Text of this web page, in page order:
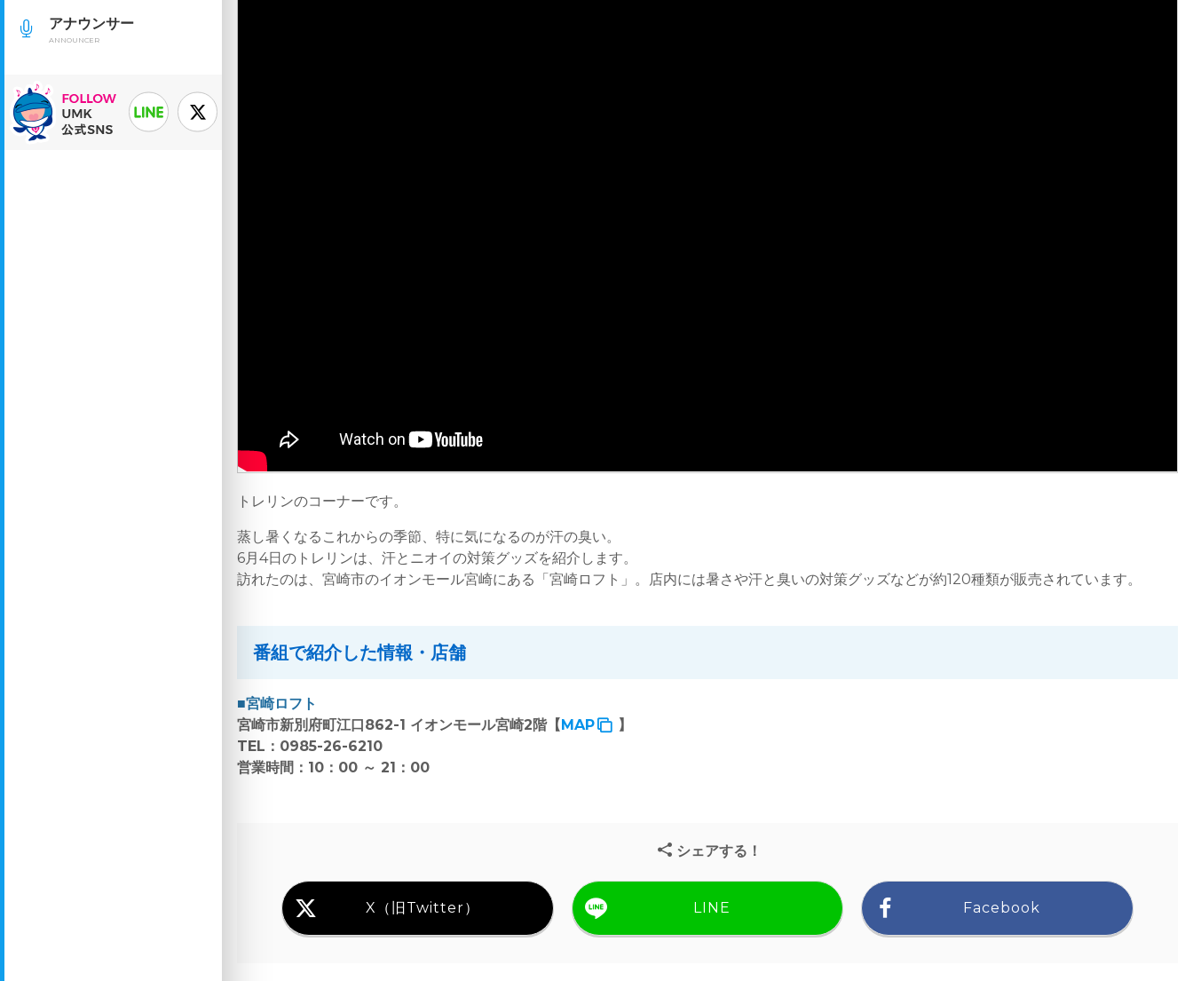
アナウンサー
ANNOUNCER
トレリンのコーナーです。
蒸し暑くなるこれからの季節、特に気になるのが汗の臭い。
6月4日のトレリンは、汗とニオイの対策グッズを紹介します。
訪れたのは、宮崎市のイオンモール宮崎にある「宮崎ロフト」。店内には暑さや汗と臭いの対策グッズなどが約120種類が販売されています。
番組で紹介した情報・店舗
■宮崎ロフト
宮崎市新別府町江口862-1 イオンモール宮崎2階【MAP
】
TEL：0985-26-6210
営業時間：10：00 ～ 21：00
シェアする！
X（旧Twitter） LINE Facebook